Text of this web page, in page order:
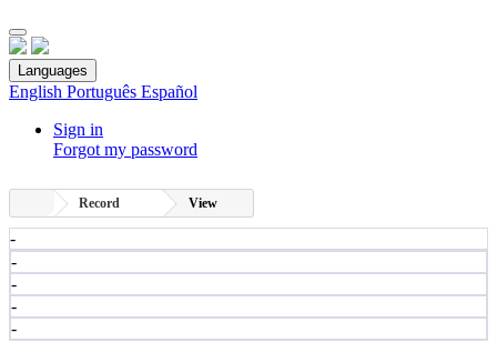
Languages
English Português Español
Sign in
Forgot my password
Record View
-
-
-
-
-